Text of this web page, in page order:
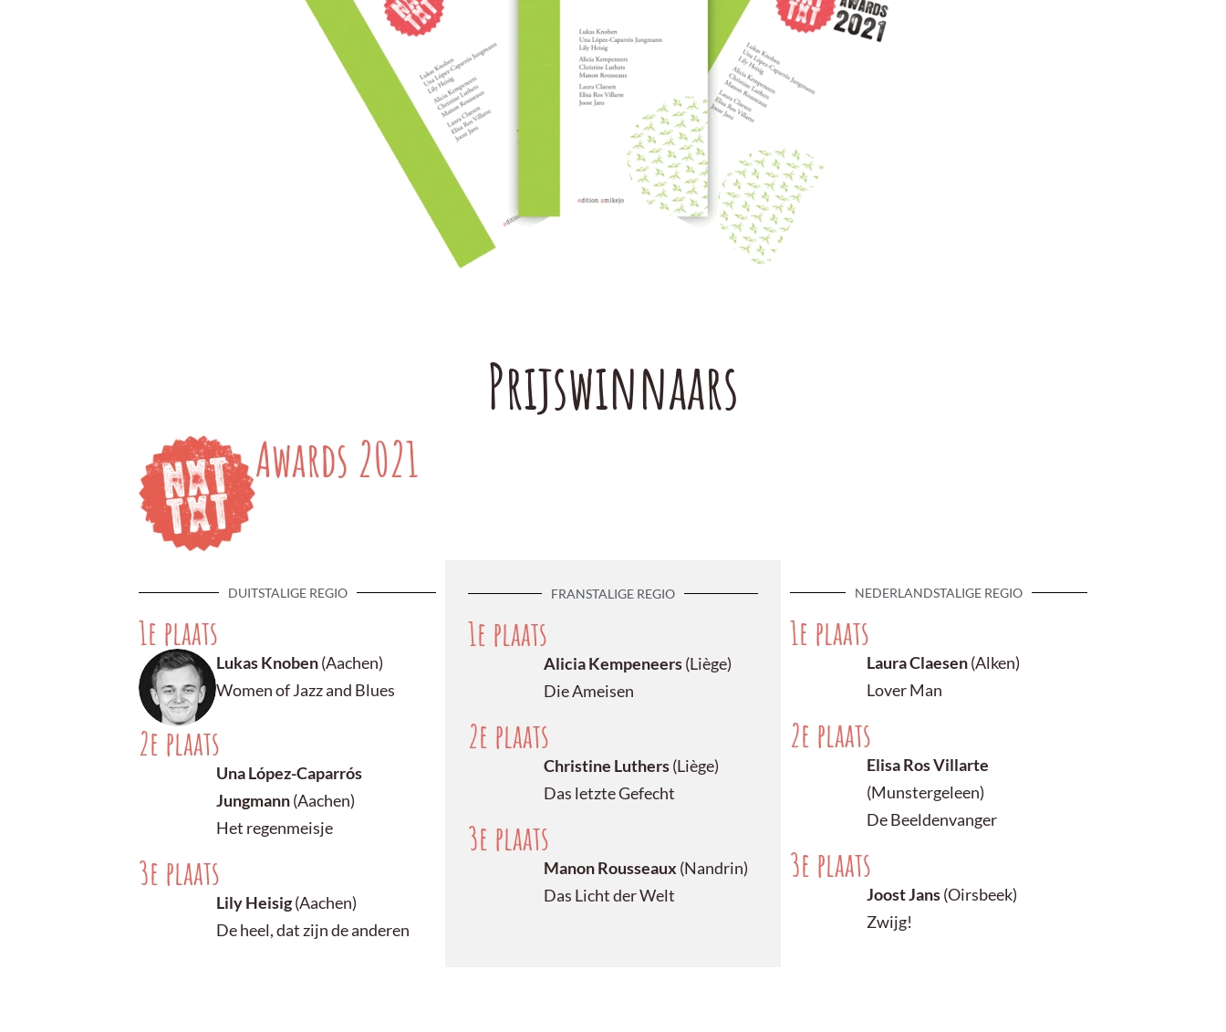
Prijswinnaars
Awards 2021
DUITSTALIGE REGIO
1e plaats
Lukas Knoben(Aachen)
Women of Jazz and Blues
2e plaats
Una López-Caparrós
Jungmann(Aachen)
Het regenmeisje
3e plaats
Lily Heisig(Aachen)
De heel, dat zijn de anderen
FRANSTALIGE REGIO
1e plaats
Alicia Kempeneers(Liège)
Die Ameisen
2e plaats
Christine Luthers(Liège)
Das letzte Gefecht
3e plaats
Manon Rousseaux (Nandrin)
Das Licht der Welt
NEDERLANDSTALIGE REGIO
1e plaats
Laura Claesen(Alken)
Lover Man
2e plaats
Elisa Ros Villarte
(Munstergeleen)
De Beeldenvanger
3e plaats
Joost Jans(Oirsbeek)
Zwijg!